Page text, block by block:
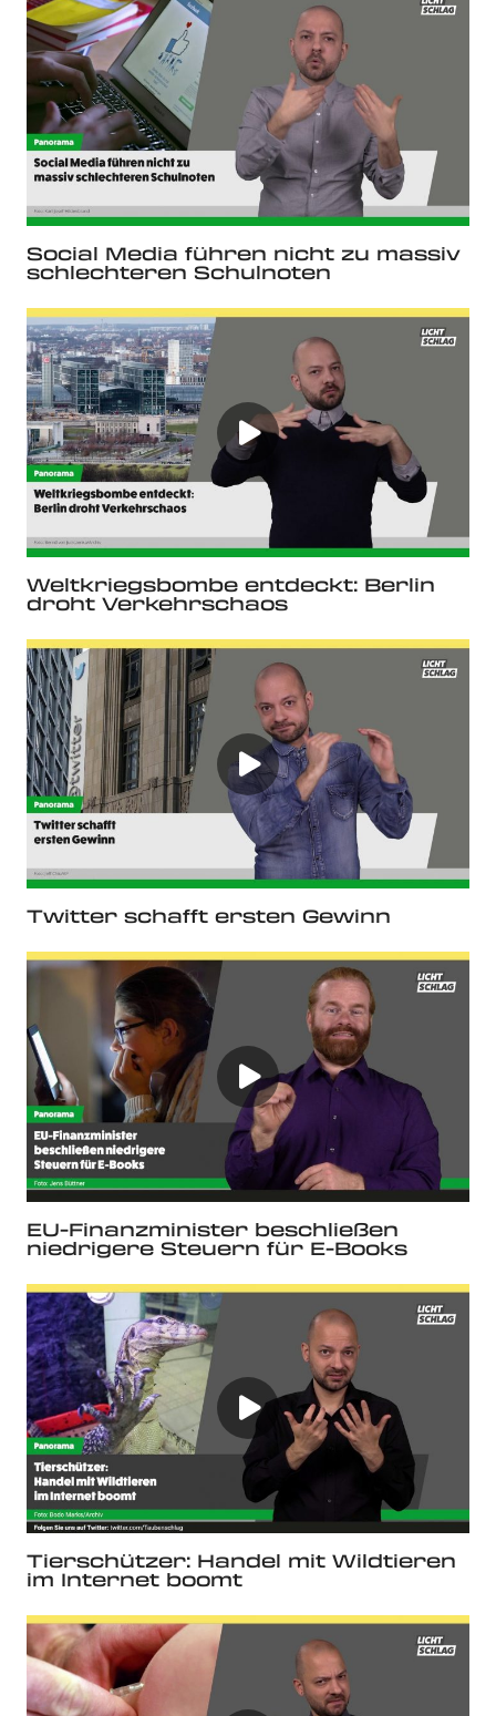
Social Media führen nicht zu massiv
schlechteren Schulnoten
Weltkriegsbombe entdeckt: Berlin
droht Verkehrschaos
Twitter schafft ersten Gewinn
EU-Finanzminister beschließen
niedrigere Steuern für E-Books
Tierschützer: Handel mit Wildtieren
im Internet boomt